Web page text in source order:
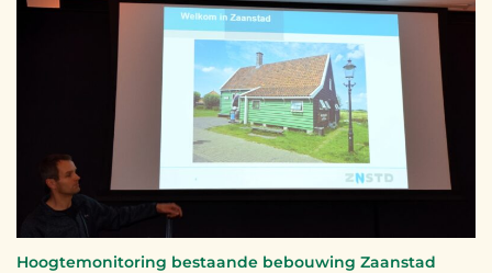
Hoogtemonitoring bestaande bebouwing Zaanstad